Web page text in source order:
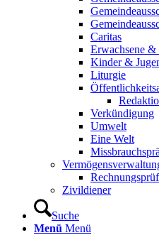
Caritas
Erwachsene &
Kinder &
Liturgie
Verkündigung
Umwelt
Eine Welt
Zivildiener
Suche
Menü Menü